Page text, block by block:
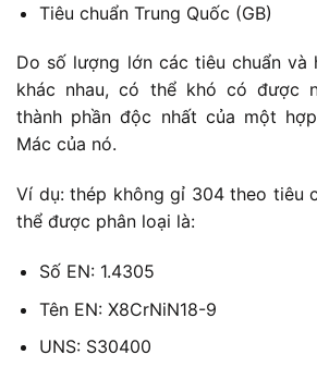
Tiêu chuẩn Trung Quốc (GB)
Do số lượng lớn các tiêu chuẩn và
khác nhau, có thể khó có được
thành phần độc nhất của một
Mác của nó.
Ví dụ: thép không gỉ 304 theo tiêu
thể được phân loại là:
Số EN: 1.4305
Tên EN: X8CrNiN18-9
UNS: S30400